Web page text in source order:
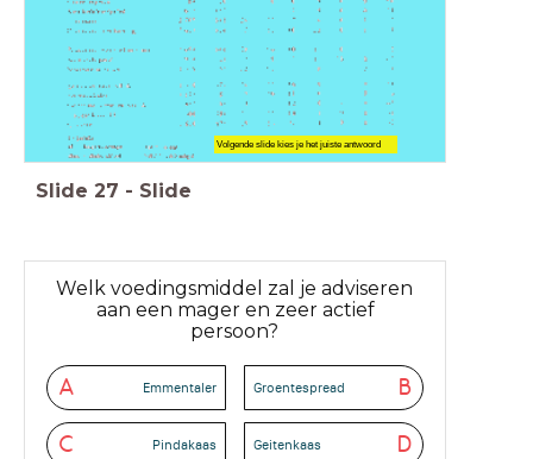
Volgende slide kies je het juiste antwoord
Slide 27 - Slide
Welk voedingsmiddel zal je adviseren
aan een mager en zeer actief
persoon?
A Emmentaler B
Groentespread
C Pindakaas D
Geitenkaas